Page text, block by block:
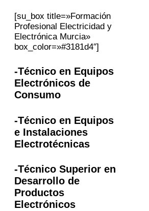
[su_box title=»Formación
Profesional Electricidad y
Electrónica Murcia»
box_color=»#3181d4″]
-Técnico en Equipos
Electrónicos de
Consumo
-Técnico en Equipos
e Instalaciones
Electrotécnicas
-Técnico Superior en
Desarrollo de
Productos
Electrónicos